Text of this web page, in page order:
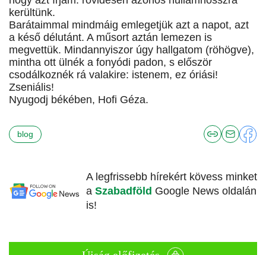
kerültünk.
Barátaimmal mindmáig emlegetjük azt a napot, azt
a késő délutánt. A műsort aztán lemezen is
megvettük. Mindannyiszor úgy hallgatom (röhögve),
mintha ott ülnék a fonyódi padon, s először
csodálkoznék rá valakire: istenem, ez óriási!
Zseniális!
Nyugodj békében, Hofi Géza.
blog
A legfrissebb hírekért kövess minket
a Szabadföld Google News oldalán
is!